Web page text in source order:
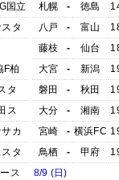
国立
タ
F柏
タ
ス
カ
タ
ス
札幌
- 徳島
八戸
- 富山
藤枝
- 仙台
大宮
- 新潟
磐田
- 秋田
大分
- 湘南
宮崎
- 横浜FC
鳥栖
- 甲府
8/9 (日)